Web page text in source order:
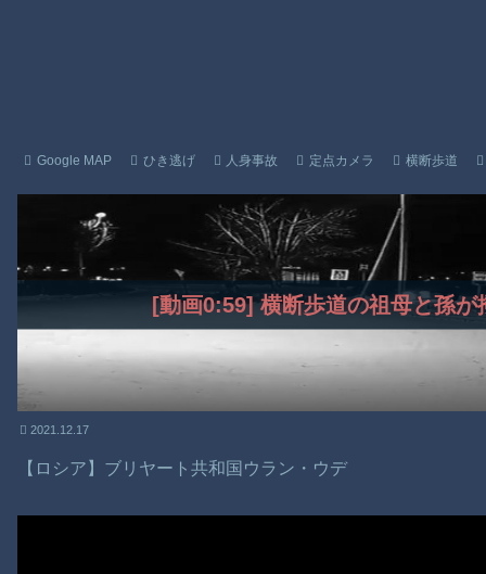
Google MAP ひき逃げ 人身事故 定点カメラ 横断歩道
[動画0:59] 横断歩道の祖母と孫が
2021.12.17
【ロシア】ブリヤート共和国ウラン・ウデ